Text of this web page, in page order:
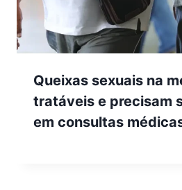
Queixas sexuais na
tratáveis e precisam
em consultas